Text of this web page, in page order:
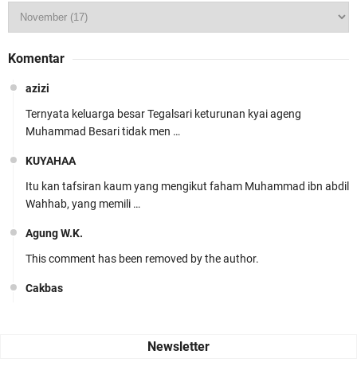
Komentar
azizi
Ternyata keluarga besar Tegalsari keturunan kyai ageng
Muhammad Besari tidak men …
KUYAHAA
Itu kan tafsiran kaum yang mengikut faham Muhammad ibn abdil
Wahhab, yang memili …
Agung W.K.
This comment has been removed by the author.
Cakbas